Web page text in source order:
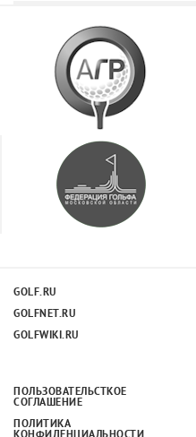
GOLF.RU
GOLFNET.RU
GOLFWIKI.RU
ПОЛЬЗОВАТЕЛЬСТКОЕ
СОГЛАШЕНИЕ
ПОЛИТИКА